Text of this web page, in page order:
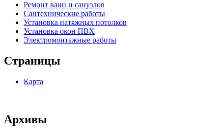
Ремонт ванн и санузлов
Сантехнические работы
Установка натяжных потолков
Установка окон ПВХ
Электромонтажные работы
Страницы
Карта
Архивы